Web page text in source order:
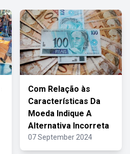
Com Relação às
Características Da
Moeda Indique A
Alternativa Incorreta
07 September 2024